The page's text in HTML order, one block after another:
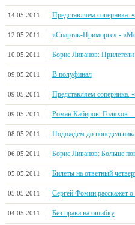
14.05.2011 Представляем соперника.
12.05.2011 «Спартак-Приморье» -
10.05.2011 Борис Ливанов: Прилетели
09.05.2011 В полуфинал
09.05.2011 Представляем соперника.
09.05.2011 Роман Кабиров: Голяхов
08.05.2011 Подождем до
06.05.2011 Борис Ливанов: Больше
05.05.2011 Билеты на ответный
05.05.2011 Сергей Фомин расскажет о
04.05.2011 Без права на ошибку